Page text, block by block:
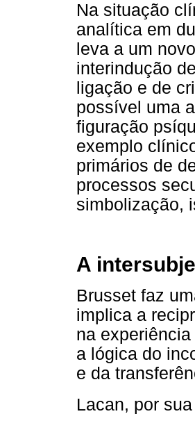
Na situação
analítica em
leva a um
interindução
ligação e de
possível uma
figuração
exemplo
primários de
processos
simbolização,
A
Brusset faz
implica a
na
a lógica do
e da
Lacan, por